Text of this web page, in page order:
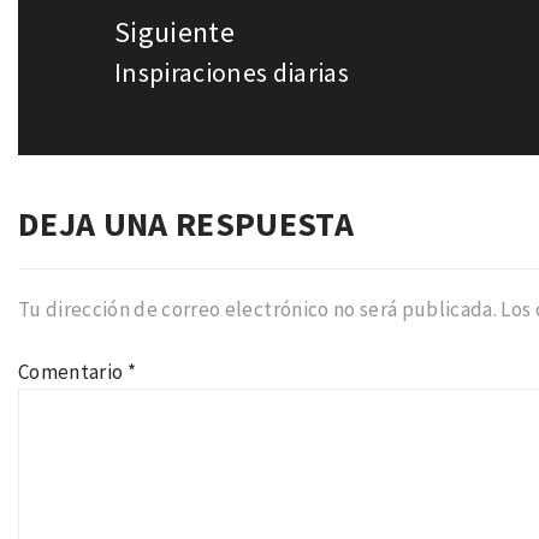
Siguiente
Entrada
Inspiraciones diarias
DEJA UNA RESPUESTA
Tu dirección de correo electrónico no será publicada. Los
Comentario *